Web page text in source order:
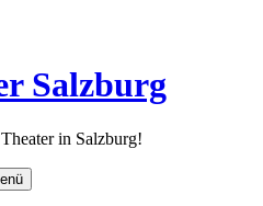
Salzburg
in Salzburg!